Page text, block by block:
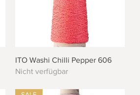
Schnellansicht
ITO Washi Chilli Pepper 606
Nicht verfügbar